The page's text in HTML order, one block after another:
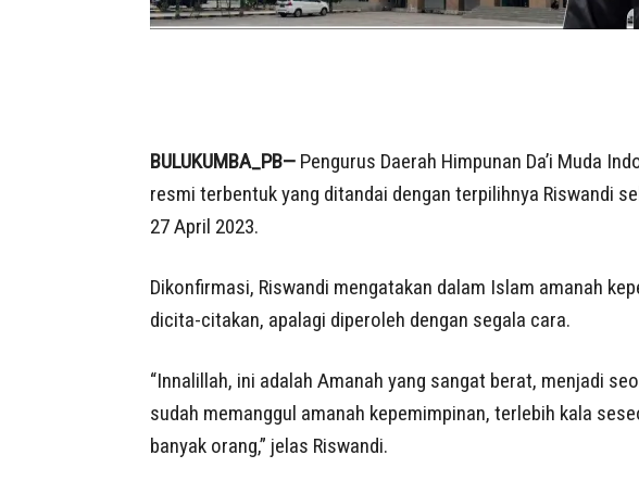
BULUKUMBA_PB— Pengurus Daerah Himpunan Da’i Muda
resmi terbentuk yang ditandai dengan terpilihnya Riswandi
27 April 2023.
Dikonfirmasi, Riswandi mengatakan dalam Islam amanah
dicita-citakan, apalagi diperoleh dengan segala cara.
“Innalillah, ini adalah Amanah yang sangat berat, menjadi
sudah memanggul amanah kepemimpinan, terlebih kala
banyak orang,” jelas Riswandi.